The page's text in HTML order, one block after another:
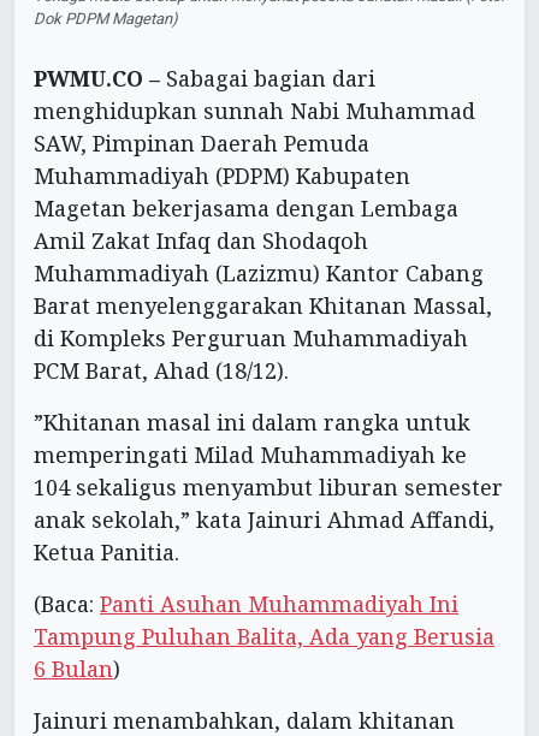
Dok PDPM Magetan)
PWMU.CO – Sabagai bagian dari
menghidupkan sunnah Nabi Muhammad
SAW, Pimpinan Daerah Pemuda
Muhammadiyah (PDPM) Kabupaten
Magetan bekerjasama dengan Lembaga
Amil Zakat Infaq dan Shodaqoh
Muhammadiyah (Lazizmu) Kantor Cabang
Barat menyelenggarakan Khitanan Massal,
di Kompleks Perguruan Muhammadiyah
PCM Barat, Ahad (18/12).
”Khitanan masal ini dalam rangka untuk
memperingati Milad Muhammadiyah ke
104 sekaligus menyambut liburan semester
anak sekolah,” kata Jainuri Ahmad Affandi,
Ketua Panitia.
(Baca: Panti Asuhan Muhammadiyah Ini
Tampung Puluhan Balita, Ada yang Berusia
6 Bulan)
Jainuri menambahkan, dalam khitanan